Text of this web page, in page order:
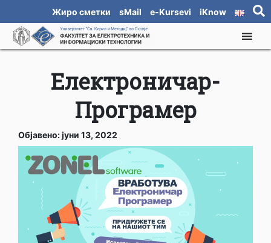
Жиро сметки sMail e-Kursevi iKnow
Електроничар-
Програмер
Објавено: јуни 13, 2022